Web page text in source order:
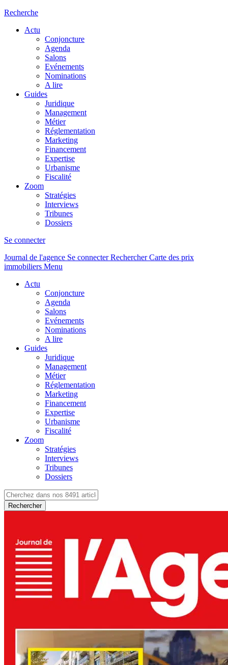
Recherche
Actu
Conjoncture
Agenda
Salons
Evénements
Nominations
A lire
Guides
Juridique
Management
Métier
Réglementation
Marketing
Financement
Expertise
Urbanisme
Fiscalité
Zoom
Stratégies
Interviews
Tribunes
Dossiers
Se connecter
Journal de l'agence Se connecterRechercher Carte des prix
immobiliers Menu
Actu
Conjoncture
Agenda
Salons
Evénements
Nominations
A lire
Guides
Juridique
Management
Métier
Réglementation
Marketing
Financement
Expertise
Urbanisme
Fiscalité
Zoom
Stratégies
Interviews
Tribunes
Dossiers
Rechercher